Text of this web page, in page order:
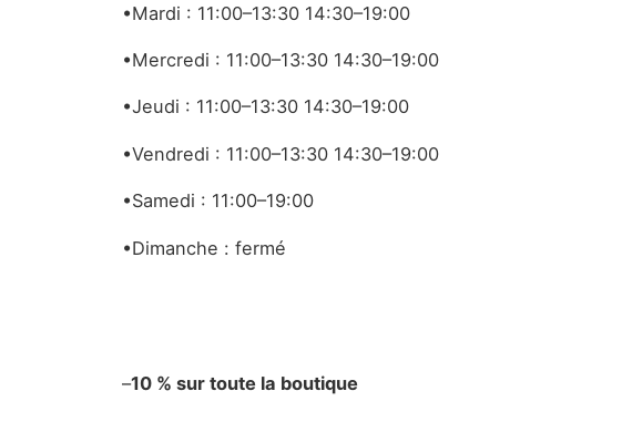
•Mardi : 11:00–13:30 14:30–19:00
•Mercredi : 11:00–13:30 14:30–19:00
•Jeudi : 11:00–13:30 14:30–19:00
•Vendredi : 11:00–13:30 14:30–19:00
•Samedi : 11:00–19:00
•Dimanche : fermé
–10 % sur toute la boutique